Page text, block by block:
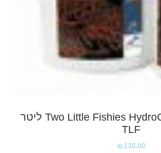
פחם פעיל Two Little Fishies HydroCarbo 1 ליטר
TLF
₪130.00